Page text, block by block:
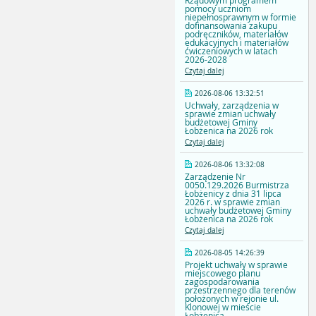
pomocy uczniom
niepełnosprawnym w formie
dofinansowania zakupu
podręczników, materiałów
edukacyjnych i materiałów
ćwiczeniowych w latach
2026-2028
Czytaj dalej
2026-08-06 13:32:51
Uchwały, zarządzenia w
sprawie zmian uchwały
budżetowej Gminy
Łobżenica na 2026 rok
Czytaj dalej
2026-08-06 13:32:08
Zarządzenie Nr
0050.129.2026 Burmistrza
Łobżenicy z dnia 31 lipca
2026 r. w sprawie zmian
uchwały budżetowej Gminy
Łobżenica na 2026 rok
Czytaj dalej
2026-08-05 14:26:39
Projekt uchwały w sprawie
miejscowego planu
zagospodarowania
przestrzennego dla terenów
położonych w rejonie ul.
Klonowej w mieście